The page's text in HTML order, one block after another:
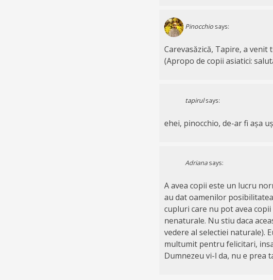
Pinocchio says:
Carevasăzică, Tapire, a venit
(Apropo de copii asiatici:
tapirul says:
ehei, pinocchio, de-ar fi așa
Adriana says:
A avea copii este un lucru
au dat oamenilor
cupluri care nu pot avea
nenaturale. Nu stiu daca
vedere al selectiei naturale).
multumit pentru felicitari,
Dumnezeu vi-l da, nu e prea